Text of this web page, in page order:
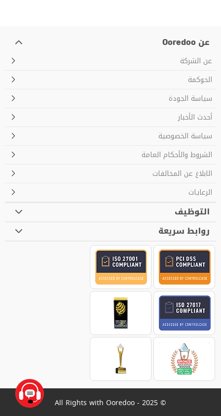
عن Ooredoo
عن الشركة
الحوكمة
سياسة الجودة
أحدث الأخبار
سياسة الخصوصية
الشروط والأحکام العامة
الابلاغ عن المخالفات
الرعايات
التوظيف
روابط سريعة
© 2025 - All Rights with Ooredoo